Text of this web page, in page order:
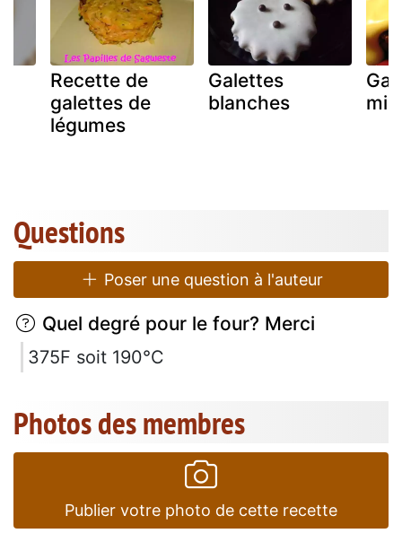
Recette de
galettes de
légumes
Galettes
blanches
Questions
Poser une question à l'auteur
Quel degré pour le four? Merci
375F soit 190°C
Photos des membres
Publier votre photo de cette recette